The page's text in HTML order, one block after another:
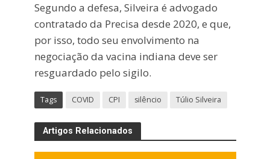
Segundo a defesa, Silveira é advogado
contratado da Precisa desde 2020, e que,
por isso, todo seu envolvimento na
negociação da vacina indiana deve ser
resguardado pelo sigilo.
Tags COVID CPI silêncio Túlio Silveira
Artigos Relacionados